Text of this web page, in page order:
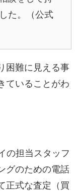
た。（公式
困難に見える事
ていることがわ
の担当スタッフ
グのための電話
正式な査定（買